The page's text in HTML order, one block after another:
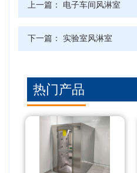
上一篇： 电子车间风淋室
下一篇： 实验室风淋室
热门产品